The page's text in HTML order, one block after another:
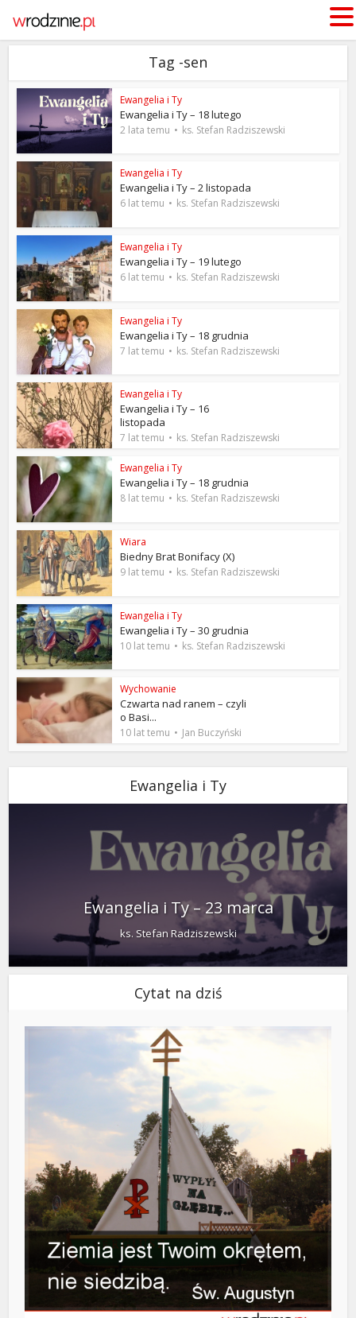
Tag -sen
Ewangelia i Ty
Ewangelia i Ty – 18 lutego
2 lata temu ks. Stefan Radziszewski
Ewangelia i Ty
Ewangelia i Ty – 2 listopada
6 lat temu ks. Stefan Radziszewski
Ewangelia i Ty
Ewangelia i Ty – 19 lutego
6 lat temu ks. Stefan Radziszewski
Ewangelia i Ty
Ewangelia i Ty – 18 grudnia
7 lat temu ks. Stefan Radziszewski
Ewangelia i Ty
Ewangelia i Ty – 16
listopada
7 lat temu ks. Stefan Radziszewski
Ewangelia i Ty
Ewangelia i Ty – 18 grudnia
8 lat temu ks. Stefan Radziszewski
Wiara
Biedny Brat Bonifacy (X)
9 lat temu ks. Stefan Radziszewski
Ewangelia i Ty
Ewangelia i Ty – 30 grudnia
10 lat temu ks. Stefan Radziszewski
Wychowanie
Czwarta nad ranem – czyli
o Basi...
10 lat temu Jan Buczyński
Ewangelia i Ty
Ewangelia i Ty – 23 marca
ks. Stefan Radziszewski
Cytat na dziś